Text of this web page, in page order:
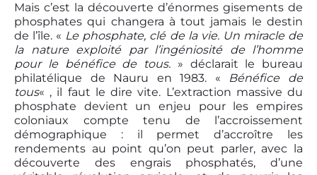
Mais c’est la découverte d’énormes gisements de
phosphates qui changera à tout jamais le destin
de l’île. « Le phosphate, clé de la vie. Un miracle de
la nature exploité par l’ingéniosité de l’homme
pour le bénéfice de tous. » déclarait le bureau
philatélique de Nauru en 1983. « Bénéfice de
tous« , il faut le dire vite. L’extraction massive du
phosphate devient un enjeu pour les empires
coloniaux compte tenu de l’accroissement
démographique : il permet d’accroître les
rendements au point qu’on peut parler, avec la
découverte des engrais phosphatés, d’une